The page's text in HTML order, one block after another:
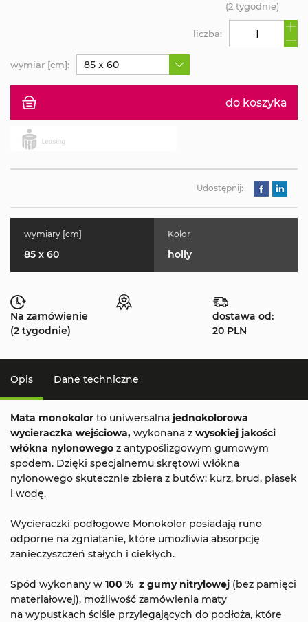
do koszyka
liczba:
(2 tygodnie)
wymiar [cm]: 85 x 60
Udostępnij:
wymiary [cm]
85 x 60
Kolor
holly
Na zamówienie
(2 tygodnie)
dostawa od:
20 PLN
Opis Dane techniczne
Mata monokolor to uniwersalna jednokolorowa
wycieraczka wejściowa, wykonana z wysokiej jakości
włókna nylonowego z antypoślizgowym gumowym
spodem. Dzięki specjalnemu skrętowi włókna
nylonowego skutecznie zbiera z butów: kurz, brud, piasek
i wodę.
Wycieraczki podłogowe Monokolor posiadają runo
odporne na zgniatanie, które umożliwia absorpcję
zanieczyszczeń stałych i ciekłych.
Spód wykonany w 100 % z gumy nitrylowej (bez pamięci
materiałowej), możliwość zamówienia maty
na wypustkach ściśle przylegających do podłoża, które